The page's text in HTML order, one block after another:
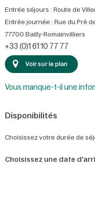
Entrée séjours : Route de
Entrée journée : Rue du Pré
77700 Bailly-Romainvilliers
+33 (0)1 61 10 77 77
Voir sur le plan
Vous manque-t-il une
Disponibilités
Choisissez votre durée de
Choisissez une date